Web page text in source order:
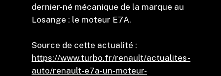
dernier-né mécanique de la marque au
Losange : le moteur E7A.
Source de cette actualité :
https://www.turbo.fr/renault/actualites-
auto/renault-e7a-un-moteur-